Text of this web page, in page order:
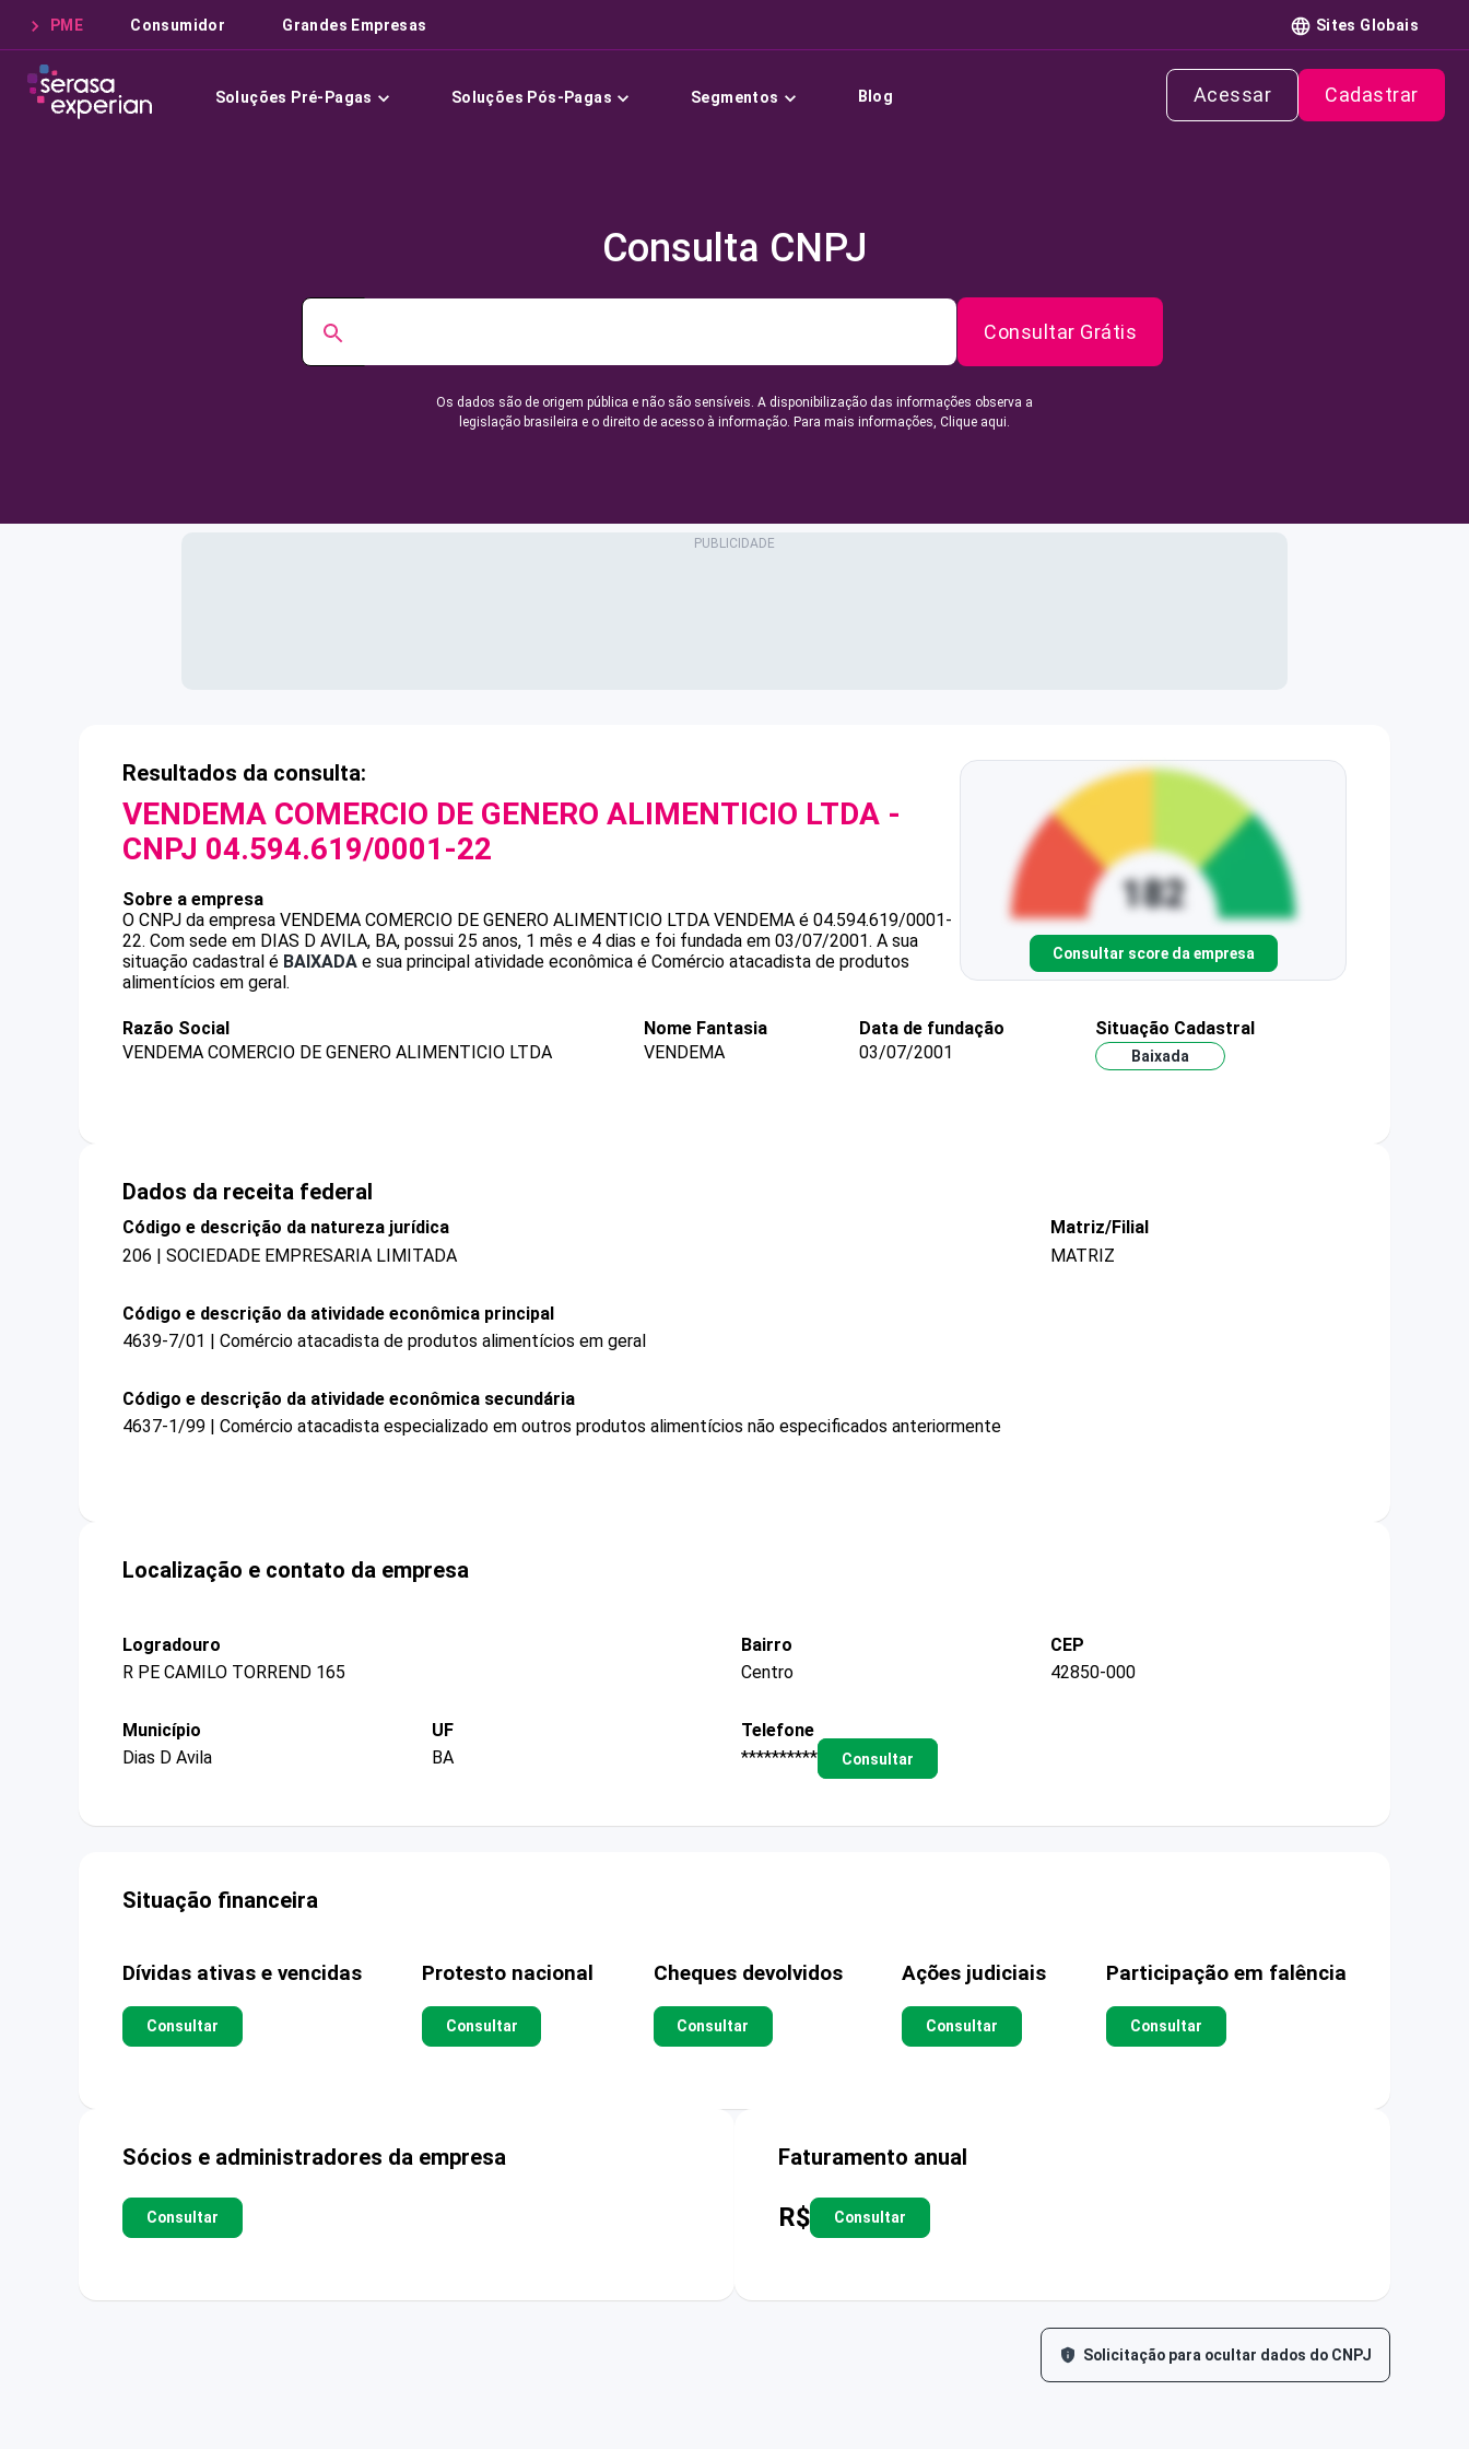
PME Consumidor Grandes Empresas Sites Globais
Soluções Pré-Pagas Soluções Pós-Pagas Segmentos Blog Acessar Cadastrar
Consulta CNPJ
Consultar Grátis
Os dados são de origem pública e não são sensíveis. A disponibilização das informações observa a
legislação brasileira e o direito de acesso à informação. Para mais informações, Clique aqui.
Resultados da consulta:
VENDEMA COMERCIO DE GENERO ALIMENTICIO LTDA -
CNPJ 04.594.619/0001-22
Sobre a empresa
O CNPJ da empresa VENDEMA COMERCIO DE GENERO ALIMENTICIO LTDA VENDEMA é 04.594.619/0001-
22. Com sede em DIAS D AVILA, BA, possui 25 anos, 1 mês e 4 dias e foi fundada em 03/07/2001. A sua
situação cadastral é BAIXADA e sua principal atividade econômica é Comércio atacadista de produtos
alimentícios em geral.
Consultar score da empresa
Razão Social
VENDEMA COMERCIO DE GENERO ALIMENTICIO LTDA
Nome Fantasia
VENDEMA
Data de fundação
03/07/2001
Situação Cadastral
Baixada
Dados da receita federal
Código e descrição da natureza jurídica
206 | SOCIEDADE EMPRESARIA LIMITADA
Matriz/Filial
MATRIZ
Código e descrição da atividade econômica principal
4639-7/01 | Comércio atacadista de produtos alimentícios em geral
Código e descrição da atividade econômica secundária
4637-1/99 | Comércio atacadista especializado em outros produtos alimentícios não especificados anteriormente
Localização e contato da empresa
Logradouro
R PE CAMILO TORREND 165
Bairro
Centro
CEP
42850-000
Município
Dias D Avila
UF
BA
Telefone
**********
Consultar
Situação financeira
Dívidas ativas e vencidas
Consultar
Protesto nacional
Consultar
Cheques devolvidos
Consultar
Ações judiciais
Consultar
Participação em falência
Consultar
Sócios e administradores da empresa
Consultar
Faturamento anual
R$ Consultar
Solicitação para ocultar dados do CNPJ